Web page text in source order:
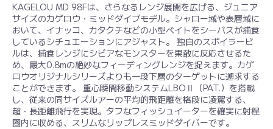
KAGELOU MD 98Fは、さらなるレンジ展開を広げる、ジュニア
サイズのカゲロウ・ミッドダイブモデル。シャロー域や表層域に
おいて、イナッコ、カタクチなどの小型ベイトをシーバスが捕食
しているシチュエーションにアジャスト。 独自のスポイラービ
ルは、捕食レンジにシビアなモンスターを果敢に反応させるた
め、最大0.8mの絶妙なフィーディングレンジを捉えます。カゲ
ロウオリジナルシリーズよりも一段下層のターゲットに遡求する
ことができます。 重心瞬間移動システムLBOⅡ（PAT.）を搭載
し、従来の同サイズルアーの平均的飛距離を格段に凌駕する、
超・長距離飛行を実現。タフなフィッシュイーターを確実に射程
圏内に収める、スリムなリップレスミッドダイバーです。